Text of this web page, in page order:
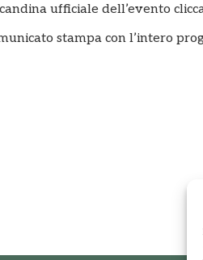
ufficiale dell’evento
stampa con l’intero